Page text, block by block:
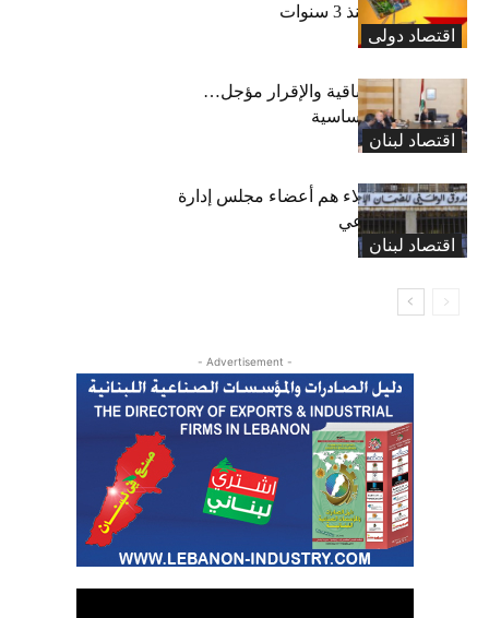
اقتصاد دولی
أعلى مستوى منذ 3 سنوات
اقتصاد لبنان
رسوم النفايات باقية والإقرار مؤجل…
واستثناء لمواد أساسية
اقتصاد لبنان
بعد 19 عاماً: هؤلاء هم أعضاء مجلس إدارة
الضمان الاجتماعي
- Advertisement -